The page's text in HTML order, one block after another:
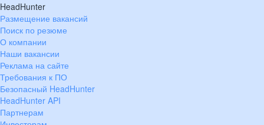
HeadHunter
Размещение вакансий
Поиск по резюме
О компании
Наши вакансии
Реклама на сайте
Требования к ПО
Безопасный HeadHunter
HeadHunter API
Партнерам